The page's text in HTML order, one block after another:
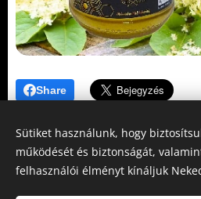
Share
Sütiket használunk, hogy
működését és biztonságát,
felhasználói élményt kínáljuk